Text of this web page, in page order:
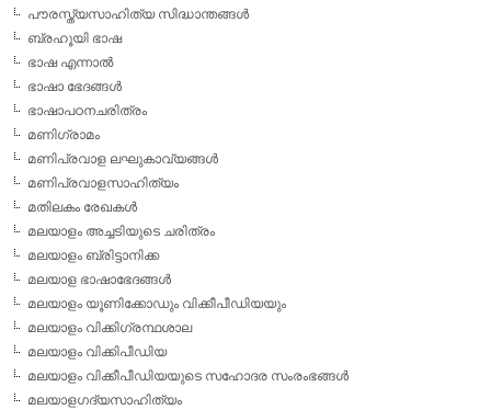
പൗരസ്ത്യസാഹിത്യ സിദ്ധാന്തങ്ങള്‍
ബ്രഹൂയി ഭാഷ
ഭാഷ എന്നാല്‍
ഭാഷാ ഭേദങ്ങള്‍
ഭാഷാപഠനചരിത്രം
മണിഗ്രാമം
മണിപ്രവാള ലഘുകാവ്യങ്ങള്‍
മണിപ്രവാളസാഹിത്യം
മതിലകം രേഖകള്‍
മലയാളം അച്ചടിയുടെ ചരിത്രം
മലയാളം ബ്രിട്ടാനിക്ക
മലയാള ഭാഷാഭേദങ്ങള്‍
മലയാളം യൂണിക്കോഡും വിക്കീപീഡിയയും
മലയാളം വിക്കിഗ്രന്ഥശാല
മലയാളം വിക്കിപീഡിയ
മലയാളം വിക്കീപീഡിയയുടെ സഹോദര സംരംഭങ്ങള്‍
മലയാളഗദ്യസാഹിത്യം